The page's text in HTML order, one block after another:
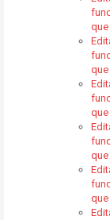
que
que
que
que
que